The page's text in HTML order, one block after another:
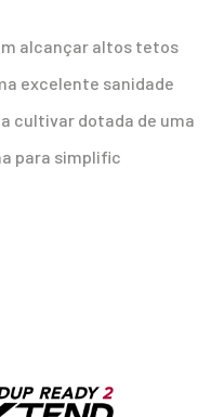
alcançar altos tetos
excelente sanidade
cultivar dotada de uma
para simplific